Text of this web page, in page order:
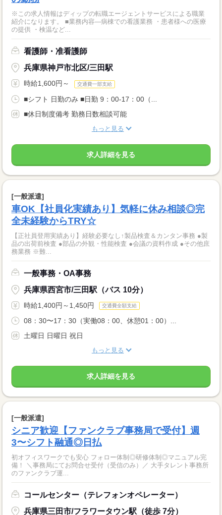
※この求人情報はディップの転職エージェントサービスによる職業
紹介になります。 ■業務内容―病棟での看護業務 ・患者様への医療
の提供 ・検温など...
看護師・准看護師
兵庫県神戸市北区/三田駅
時給1,600円～ 交通費一部支給
■シフト 日勤のみ ■日勤 9：00-17：00（...
■休日制度備考 勤務日数相談可能
もっと見る
求人詳細を見る
[一般派遣]
車OK【社員化実績あり】気軽に休み相談◎完
全未経験からTRY☆
【正社員登用実績あり】経験必要なし↑製品検査＆カンタン事務 ●製
品の出荷前検査 ●部品の外観・性能検査 ●会議の資料作成 ●その他庶
務業務 ※難...
一般事務・OA事務
兵庫県西宮市/三田駅（バス 10分）
時給1,400円～1,450円 交通費全額支給
08：30〜17：30（実働08：00、休憩01：00）...
土曜日 日曜日 祝日
もっと見る
求人詳細を見る
[一般派遣]
シニア歓迎【ファンクラブ事務局で受付】週
3〜シフト融通◎日払
初オフィスワークでも安心 フォロー体制◎研修体制◎マニュアル完
備！ ＼事務局にてお問合せ受付（受信のみ）／ 大手タレント事務所
のファンクラブ運...
コールセンター（テレフォンオペレーター）
兵庫県三田市/フラワータウン駅（徒歩 7分）